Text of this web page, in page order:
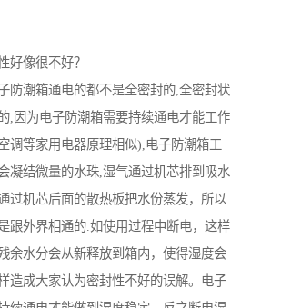
好像很不好？
防潮箱通电的都不是全密封的,全密封状
,因为电子防潮箱需要持续通电才能工作
调等家用电器原理相似),电子防潮箱工
凝结微量的水珠,湿气通过机芯排到吸水
过机芯后面的散热板把水份蒸发，所以
跟外界相通的.如使用过程中断电，这样
余水分会从新释放到箱内，使得湿度会
造成大家认为密封性不好的误解。电子